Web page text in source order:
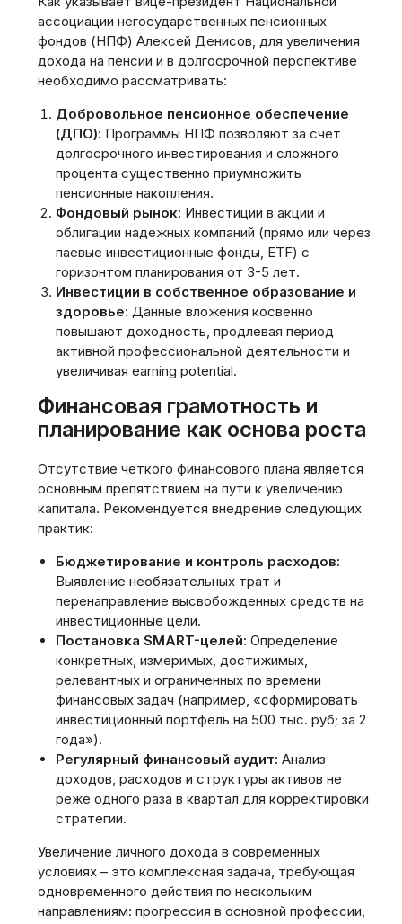
ассоциации негосударственных пенсионных
фондов (НПФ) Алексей Денисов, для увеличения
дохода на пенсии и в долгосрочной перспективе
необходимо рассматривать:
Добровольное пенсионное обеспечение
(ДПО): Программы НПФ позволяют за счет
долгосрочного инвестирования и сложного
процента существенно приумножить
пенсионные накопления.
Фондовый рынок: Инвестиции в акции и
облигации надежных компаний (прямо или через
паевые инвестиционные фонды, ETF) с
горизонтом планирования от 3-5 лет.
Инвестиции в собственное образование и
здоровье: Данные вложения косвенно
повышают доходность, продлевая период
активной профессиональной деятельности и
увеличивая earning potential.
Финансовая грамотность и
планирование как основа роста
Отсутствие четкого финансового плана является
основным препятствием на пути к увеличению
капитала. Рекомендуется внедрение следующих
практик:
Бюджетирование и контроль расходов:
Выявление необязательных трат и
перенаправление высвобожденных средств на
инвестиционные цели.
Постановка SMART-целей: Определение
конкретных, измеримых, достижимых,
релевантных и ограниченных по времени
финансовых задач (например, «сформировать
инвестиционный портфель на 500 тыс. руб; за 2
года»).
Регулярный финансовый аудит: Анализ
доходов, расходов и структуры активов не
реже одного раза в квартал для корректировки
стратегии.
Увеличение личного дохода в современных
условиях – это комплексная задача, требующая
одновременного действия по нескольким
направлениям: прогрессия в основной профессии,